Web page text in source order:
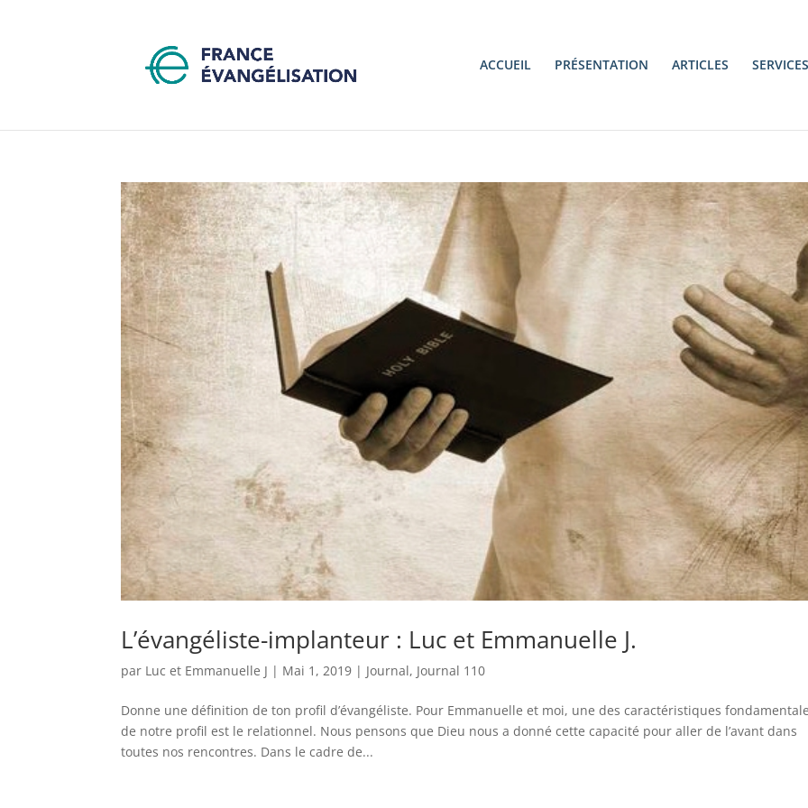
ACCUEIL PRÉSENTATION ARTICLES SERVICES
L’évangéliste-implanteur : Luc et Emmanuelle J.
par Luc et Emmanuelle J | Mai 1, 2019 | Journal, Journal 110
Donne une définition de ton profil d’évangéliste. Pour Emmanuelle et moi, une des caractéristiques
de notre profil est le relationnel. Nous pensons que Dieu nous a donné cette capacité pour aller de l’avant dans
toutes nos rencontres. Dans le cadre de...